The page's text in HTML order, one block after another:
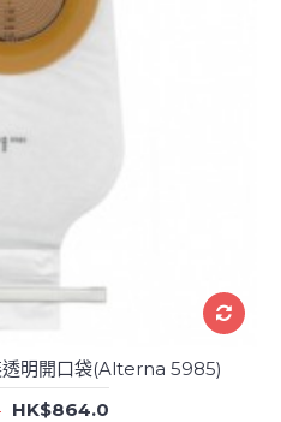
明開口袋(Alterna 5985)
HK$864.0